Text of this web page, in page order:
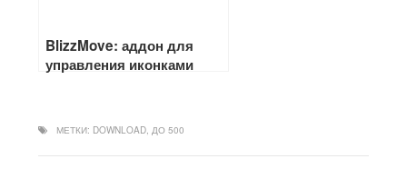
BlizzMove: аддон для
управления иконками
МЕТКИ: DOWNLOAD,ДО 500